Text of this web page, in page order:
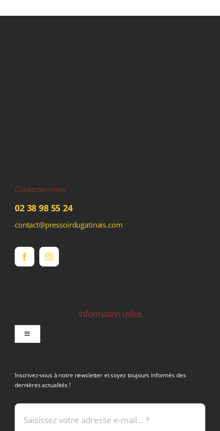
Contactez-nous
02 38 98 55 24
contact@pressoirdugatinais.com
Information utiles
Toggle
Mentions légales
Inscrivez-vous à notre newsletter et soyez toujours informés des
dernières actualités !